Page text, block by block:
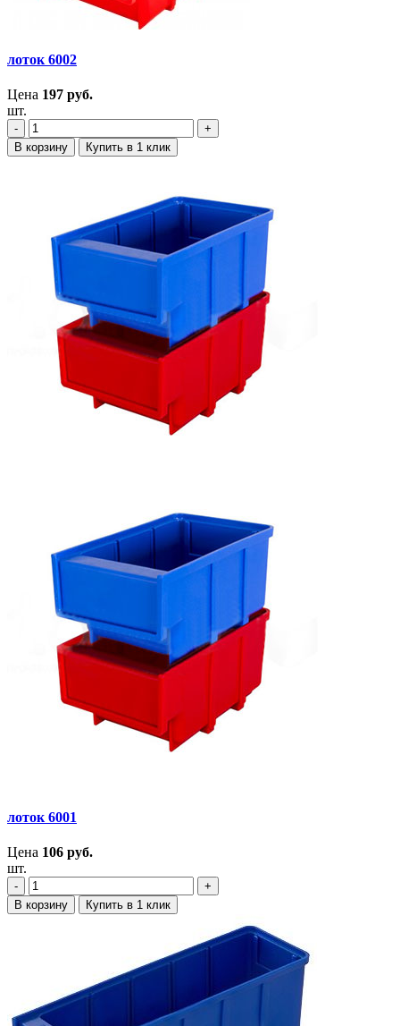
лоток 6002
Цена 197 руб.
шт.
‐
+
В корзину
Купить в 1 клик
лоток 6001
Цена 106 руб.
шт.
‐
+
В корзину
Купить в 1 клик